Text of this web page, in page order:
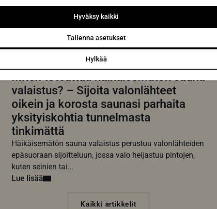
Hylkää
Tallenna asetukset
Hyväksy kaikki
Miten toteuttaa häikäisemätön sauna
valaistus? – Sijoita valonlähteet
oikein ja korosta saunasi parhaita
yksityiskohtia tunnelmasta
tinkimättä
Häikäisemätön sauna valaistus perustuu valonlähteiden
epäsuoraan sijoitteluun, jossa valo heijastuu pintojen,
kuten seinien tai...
Lue lisää
Kaikki artikkelit